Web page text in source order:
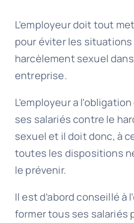
L’employeur doit tout
pour éviter les situations
harcèlement sexuel
entreprise.
L’employeur a
ses salariés contre le
sexuel et il doit donc, à
toutes les dispositions
le prévenir.
Il est d’abord conseillé à
former tous ses salariés